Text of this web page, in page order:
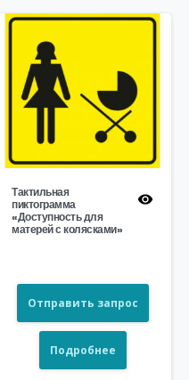
Тактильная
пиктограмма
«Доступность для
матерей с колясками»
Отправить запрос
Подробнее